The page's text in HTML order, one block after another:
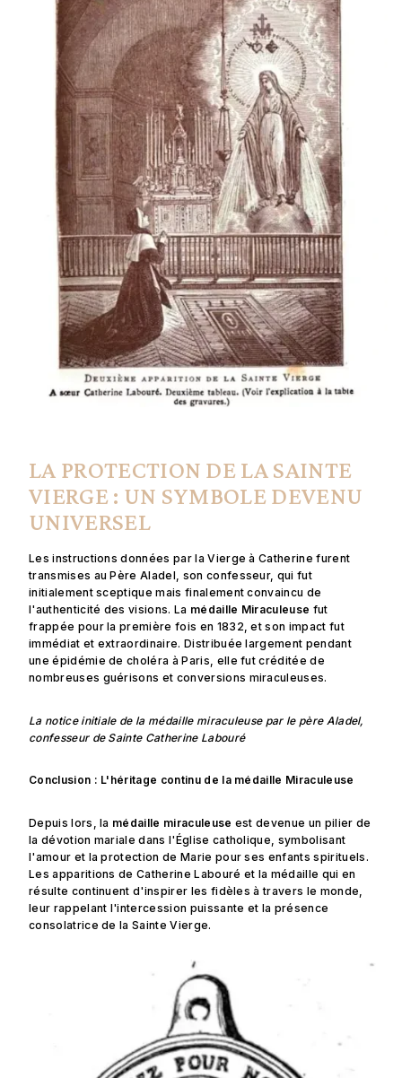
LA PROTECTION DE LA SAINTE
VIERGE : UN SYMBOLE DEVENU
UNIVERSEL
Les instructions données par la Vierge à Catherine furent
transmises au Père Aladel, son confesseur, qui fut
initialement sceptique mais finalement convaincu de
l'authenticité des visions. La médaille Miraculeuse fut
frappée pour la première fois en 1832, et son impact fut
immédiat et extraordinaire. Distribuée largement pendant
une épidémie de choléra à Paris, elle fut créditée de
nombreuses guérisons et conversions miraculeuses.
La notice initiale de la médaille miraculeuse par le père Aladel,
confesseur de Sainte Catherine Labouré
Conclusion : L'héritage continu de la médaille Miraculeuse
Depuis lors, la médaille miraculeuse est devenue un pilier de
la dévotion mariale dans l'Église catholique, symbolisant
l'amour et la protection de Marie pour ses enfants spirituels.
Les apparitions de Catherine Labouré et la médaille qui en
résulte continuent d'inspirer les fidèles à travers le monde,
leur rappelant l'intercession puissante et la présence
consolatrice de la Sainte Vierge.